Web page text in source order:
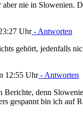
nie in Slowenien.
Uhr- Antworten
gehört, jedenfalls
12:55 Uhr- Antworten
denn
gespannt bin ich auf